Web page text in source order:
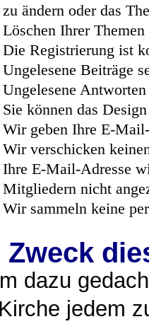
zu ändern oder das
Löschen Ihrer
Die Registrierung ist
Ungelesene Beiträge
Ungelesene
Sie können das
Wir geben Ihre E-
Wir verschicken
Ihre E-Mail-Adresse
Mitgliedern nicht
Wir sammeln keine
dazu
jedem